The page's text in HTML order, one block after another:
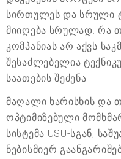
სირთულეს და სრული
მიიღება სრულად. რა
კომპანიას არ აქვს
შესაძლებელია
საათების შეძენა.
მაღალი ხარისხის და
ოპტიმიზებული
სისტემა USU-სგან,
ნებისმიერ